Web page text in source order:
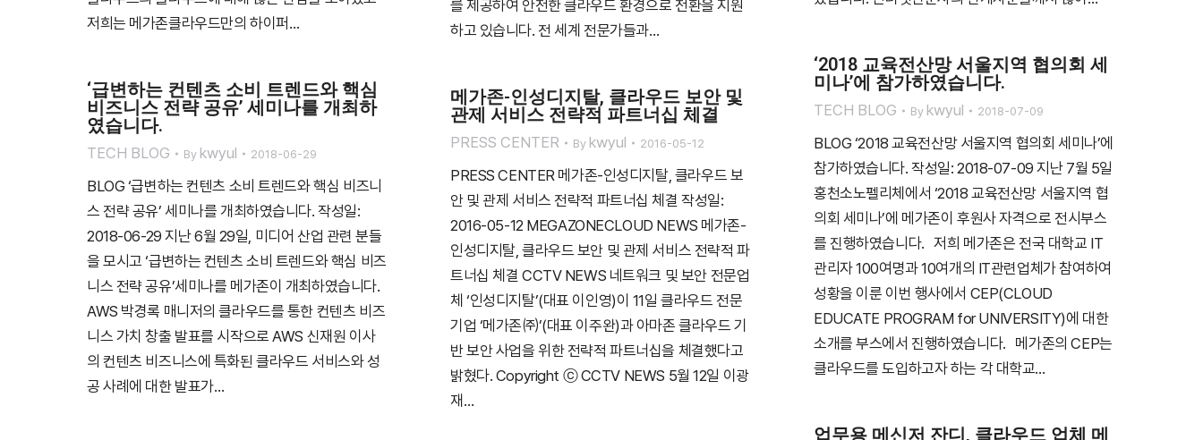
저희는 메가존클라우드만의 하이퍼…
를 제공하여 안전한 클라우드 환경으로 전환을 지원
하고 있습니다. 전 세계 전문가들과…
‘2018 교육전산망 서울지역 협의회 세
미나’에 참가하였습니다.
TECH BLOG By kwyul 2018-07-09
BLOG ‘2018 교육전산망 서울지역 협의회 세미나’에
참가하였습니다. 작성일: 2018-07-09 지난 7월 5일
홍천소노펠리체에서 ‘2018 교육전산망 서울지역 협
의회 세미나’에 메가존이 후원사 자격으로 전시부스
를 진행하였습니다. 저희 메가존은 전국 대학교 IT
관리자 100여명과 10여개의 IT관련업체가 참여하여
성황을 이룬 이번 행사에서 CEP(CLOUD
EDUCATE PROGRAM for UNIVERSITY)에 대한
소개를 부스에서 진행하였습니다. 메가존의 CEP는
클라우드를 도입하고자 하는 각 대학교…
‘급변하는 컨텐츠 소비 트렌드와 핵심
비즈니스 전략 공유’ 세미나를 개최하
였습니다.
TECH BLOG By kwyul 2018-06-29
BLOG ‘급변하는 컨텐츠 소비 트렌드와 핵심 비즈니
스 전략 공유’ 세미나를 개최하였습니다. 작성일:
2018-06-29 지난 6월 29일, 미디어 산업 관련 분들
을 모시고 ‘급변하는 컨텐츠 소비 트렌드와 핵심 비즈
니스 전략 공유’세미나를 메가존이 개최하였습니다.
AWS 박경록 매니저의 클라우드를 통한 컨텐츠 비즈
니스 가치 창출 발표를 시작으로 AWS 신재원 이사
의 컨텐츠 비즈니스에 특화된 클라우드 서비스와 성
공 사례에 대한 발표가…
메가존-인성디지탈, 클라우드 보안 및
관제 서비스 전략적 파트너십 체결
PRESS CENTER By kwyul 2016-05-12
PRESS CENTER 메가존-인성디지탈, 클라우드 보
안 및 관제 서비스 전략적 파트너십 체결 작성일:
2016-05-12 MEGAZONECLOUD NEWS 메가존-
인성디지탈, 클라우드 보안 및 관제 서비스 전략적 파
트너십 체결 CCTV NEWS 네트워크 및 보안 전문업
체 ‘인성디지탈’(대표 이인영)이 11일 클라우드 전문
기업 ‘메가존㈜’(대표 이주완)과 아마존 클라우드 기
반 보안 사업을 위한 전략적 파트너십을 체결했다고
밝혔다. Copyright ⓒ CCTV NEWS 5월 12일 이광
재…
업무용 메신저 잔디, 클라우드 업체 메